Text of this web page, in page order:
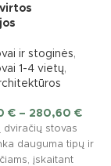
ir stoginės,
1-4 vietų,
€ – 280,60 €
dviračių stovas
dauguma tipų ir
įskaitant